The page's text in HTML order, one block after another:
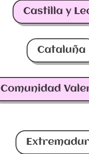
Castilla y
Cataluña
Comunidad